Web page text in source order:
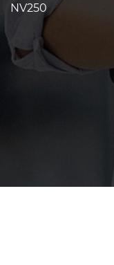
NV250